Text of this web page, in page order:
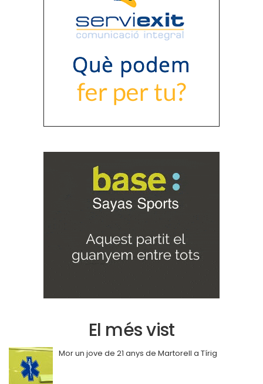
El més vist
Mor un jove de 21 anys de Martorell a Tírig